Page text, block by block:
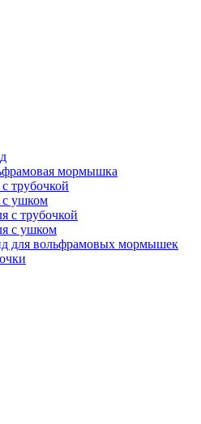
мормышка
трубочкой
ушком
с трубочкой
с ушком
для вольфрамовых мормышек